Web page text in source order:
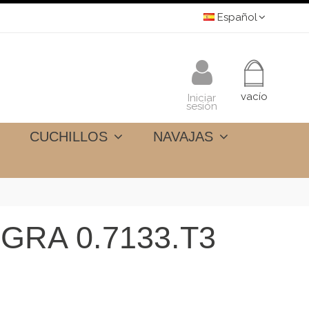
Español
vacío
Iniciar
sesión
CUCHILLOS
NAVAJAS
0.7133.T3